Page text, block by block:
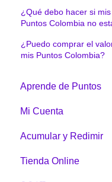
¿Qué debo hacer si
Puntos Colombia no
¿Puedo comprar el
mis Puntos Colombia?
Aprende de Puntos
¿Qué es Puntos
¿Cómo funciona
¿Cómo acumulo
Mi Cuenta
Generalidades
Acumular y Redimir
¿Cómo acumular?
Tienda Online